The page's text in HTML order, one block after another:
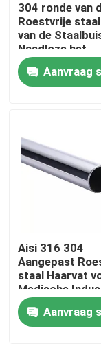
Producten
Ongeveer ons
Contact de
304 ronde van
Roestvrije
van de
Naadloze het
Roestvrije
staalpijp/Buis
Aanvraag
Aisi 316 304
Aangepast
staal Haarvat
Medische
Aanvraag